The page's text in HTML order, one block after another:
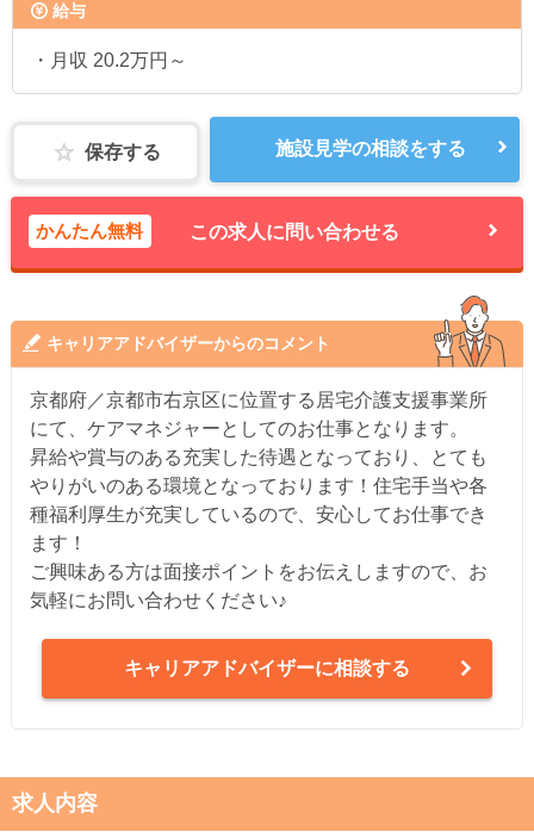
給与
・月収 20.2万円～
保存する 施設見学の相談をする
かんたん無料 この求人に問い合わせる
キャリアアドバイザーからのコメント
京都府／京都市右京区に位置する居宅介護支援事業所
にて、ケアマネジャーとしてのお仕事となります。
昇給や賞与のある充実した待遇となっており、とても
やりがいのある環境となっております！住宅手当や各
種福利厚生が充実しているので、安心してお仕事でき
ます！
ご興味ある方は面接ポイントをお伝えしますので、お
気軽にお問い合わせください♪
キャリアアドバイザーに相談する
求人内容